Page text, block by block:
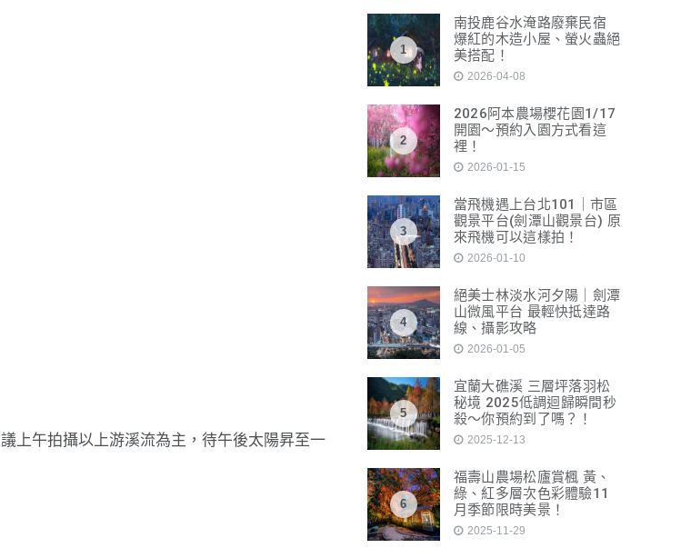
上午拍攝以上游溪流為主，待午後太陽昇至一
1
南投鹿谷水淹路廢棄民宿
爆紅的木造小屋、螢火蟲絕
美搭配！
2026-04-08
2
2026阿本農場櫻花園1/17
開園～預約入園方式看這
裡！
2026-01-15
3
當飛機遇上台北101｜市區
觀景平台(劍潭山觀景台) 原
來飛機可以這樣拍！
2026-01-10
4
絕美士林淡水河夕陽｜劍潭
山微風平台 最輕快抵達路
線、攝影攻略
2026-01-05
5
宜蘭大礁溪 三層坪落羽松
秘境 2025低調迴歸瞬間秒
殺～你預約到了嗎？！
2025-12-13
6
福壽山農場松廬賞楓 黃、
綠、紅多層次色彩體驗11
月季節限時美景！
2025-11-29